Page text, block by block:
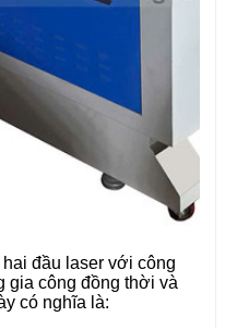
đầu laser với công
gia công đồng thời và
có nghĩa là: